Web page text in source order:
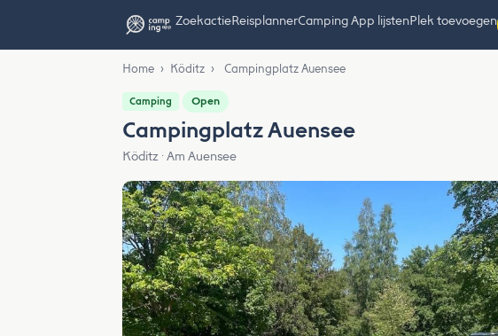
ZoekactieReisplannerCamping App lijstenPlek toevoegen
Home › Köditz › Campingplatz Auensee
Camping Open
Campingplatz Auensee
Köditz · Am Auensee